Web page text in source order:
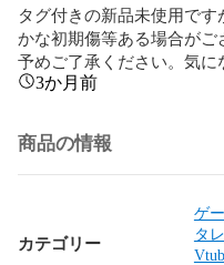
タグ付きの新品未使用で
かな初期傷等ある場合がご
予めご了承ください。気
3か月前
商品の情報
カテゴリー
ゲ
タ